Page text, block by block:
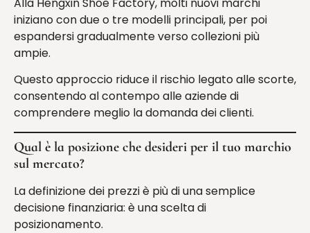
iniziano con due o tre modelli principali, per poi
espandersi gradualmente verso collezioni più
ampie.
Questo approccio riduce il rischio legato alle scorte,
consentendo al contempo alle aziende di
comprendere meglio la domanda dei clienti.
Qual è la posizione che desideri per il tuo marchio
sul mercato?
La definizione dei prezzi è più di una semplice
decisione finanziaria: è una scelta di
posizionamento.